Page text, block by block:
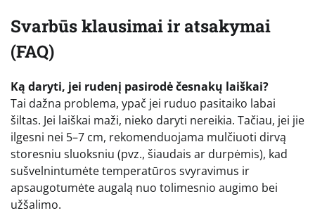
Svarbūs klausimai ir atsakymai
(FAQ)
Ką daryti, jei rudenį pasirodė česnakų laiškai?
Tai dažna problema, ypač jei ruduo pasitaiko labai
šiltas. Jei laiškai maži, nieko daryti nereikia. Tačiau, jei jie
ilgesni nei 5–7 cm, rekomenduojama mulčiuoti dirvą
storesniu sluoksniu (pvz., šiaudais ar durpėmis), kad
sušvelnintumėte temperatūros svyravimus ir
apsaugotumėte augalą nuo tolimesnio augimo bei
užšalimo.